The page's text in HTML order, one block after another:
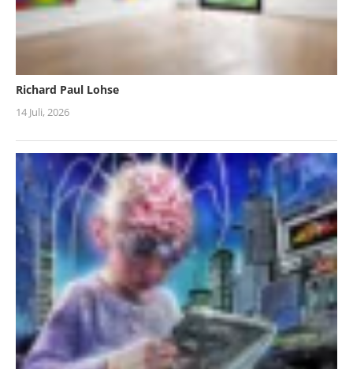
Richard Paul Lohse
14 Juli, 2026